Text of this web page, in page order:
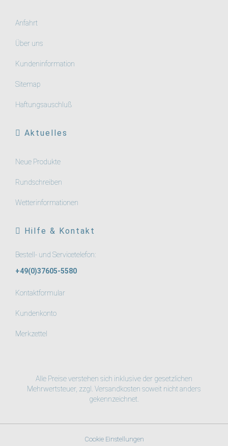
Anfahrt
Über uns
Kundeninformation
Sitemap
Haftungsauschluß
Aktuelles
Neue Produkte
Rundschreiben
Wetterinformationen
Hilfe & Kontakt
Bestell- und Servicetelefon:
+49(0)37605-5580
Kontaktformular
Kundenkonto
Merkzettel
Alle Preise verstehen sich inklusive der gesetzlichen
Mehrwertsteuer, zzgl. Versandkosten soweit nicht anders
gekennzeichnet.
Cookie Einstellungen